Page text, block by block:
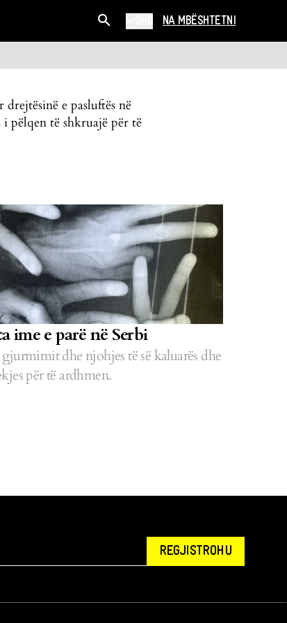
NA MBËSHTETNI
e pasluftës në
pëlqen të shkruajë për të
ime e parë në Serbi
dhe njohjes të së kaluarës dhe
për të ardhmen.
REGJISTROHU